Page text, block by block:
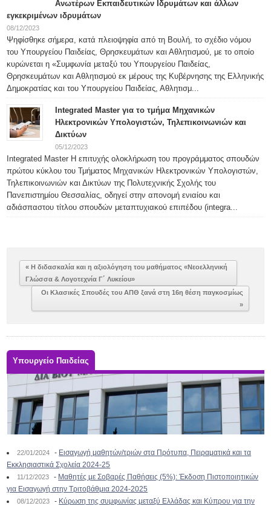
Ανωτέρων Εκπαιδευτικών Ιδρυμάτων και άλλων
εγκεκριμένων ιδρυμάτων
08/12/2023
Ψηφίσθηκε σήμερα, κατά πλειοψηφία από τη Βουλή, το σχέδιο νόμου
του Υπουργείου Παιδείας, Θρησκευμάτων και Αθλητισμού, με το οποίο
κυρώνεται η «Συμφωνία μεταξύ του Υπουργείου Παιδείας,
Θρησκευμάτων και Αθλητισμού εκ μέρους της Κυβέρνησης της Ελληνικής
Δημοκρατίας και του Υπουργείου Παιδείας, Αθλητισμ...
Integrated Master για το τμήμα Μηχανικών
Ηλεκτρονικών Υπολογιστών, Τηλεπικοινωνιών και
Δικτύων
05/12/2023
Integrated Master H επιτυχής ολοκλήρωση του προγράμματος σπουδών
πρώτου κύκλου του Τμήματος Μηχανικών Ηλεκτρονικών Υπολογιστών,
Τηλεπικοινωνιών και Δικτύων της Πολυτεχνικής Σχολής του
Πανεπιστημίου Θεσσαλίας, οδηγεί στην απονομή ενιαίου και
αδιάσπαστου τίτλου σπουδών μεταπτυχιακού επιπέδου (integra...
« Η διδασκαλία και η αξιολόγηση του μαθήματος «Νεοελληνική
Γλώσσα & Λογοτεχνία Γ΄ Λυκείου»
Οι Κλασικές Σπουδές του ΑΠΘ ξανά στη 16η θέση παγκοσμίως
»
Υπουργείο Παιδείας
22/01/2024 - Εισαγωγή μαθητών/τριών στα Πρότυπα, Πειραματικά και τα
Εκκλησιαστικά Σχολεία 2024-25
11/12/2023 - Μαθητές με Σοβαρές Παθήσεις (5%): Έκδοση Πιστοποιητικών
για Εισαγωγή στην Τριτοβάθμια 2024-2025
08/12/2023 - Κύρωση της συμφωνίας μεταξύ Ελλάδας και Κύπρου για την